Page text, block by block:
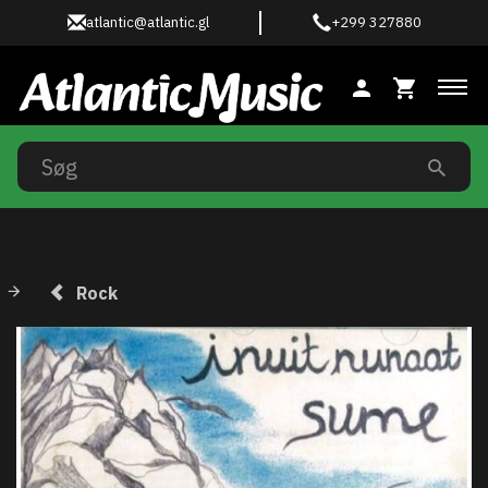
atlantic@atlantic.gl +299 327880
Rock